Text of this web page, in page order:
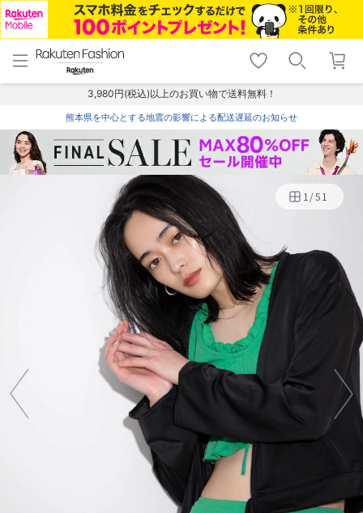
menu home
トップ
shopping_cart lock_outline
ログイン
3,980円(税込)以上のお買い物で送料無料！
熊本県を中心とする地震の影響による配送遅延のお知らせ
1/51